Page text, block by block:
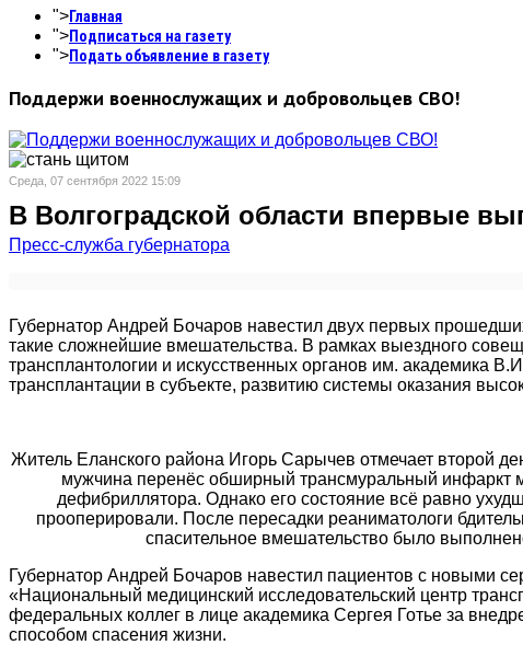
">Главная
">Подписаться на газету
">Подать объявление в газету
Поддержи военнослужащих и добровольцев СВО!
Среда, 07 сентября 2022 15:09
В Волгоградской области впервые
Пресс-служба губернатора
Губернатор Андрей Бочаров навестил двух первых
такие сложнейшие вмешательства. В рамках выездного
трансплантологии и искусственных органов им. академика
трансплантации в субъекте, развитию системы оказания
Житель Еланского района Игорь Сарычев отмечает второй
мужчина перенёс обширный трансмуральный инфаркт
дефибриллятора. Однако его состояние всё равно
прооперировали. После пересадки реаниматологи
спасительное вмешательство было
Губернатор Андрей Бочаров навестил пациентов с новыми
«Национальный медицинский исследовательский центр
федеральных коллег в лице академика Сергея Готье за
способом спасения жизни.